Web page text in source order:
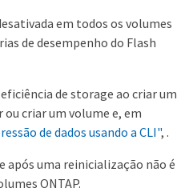
em todos os volumes
de desempenho do Flash
de storage ao criar um
criar um volume e, em
de dados usando a CLI", .
após uma reinicialização não é
ONTAP.